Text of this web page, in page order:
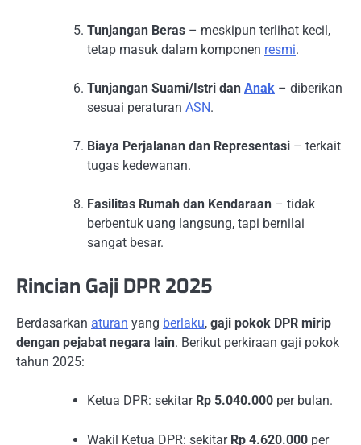
Tunjangan Beras – meskipun terlihat kecil,
tetap masuk dalam komponen resmi.
Tunjangan Suami/Istri dan Anak – diberikan
sesuai peraturan ASN.
Biaya Perjalanan dan Representasi – terkait
tugas kedewanan.
Fasilitas Rumah dan Kendaraan – tidak
berbentuk uang langsung, tapi bernilai
sangat besar.
Rincian Gaji DPR 2025
Berdasarkan aturan yang berlaku, gaji pokok DPR mirip
dengan pejabat negara lain. Berikut perkiraan gaji pokok
tahun 2025:
Ketua DPR: sekitar Rp 5.040.000 per bulan.
Wakil Ketua DPR: sekitar Rp 4.620.000 per